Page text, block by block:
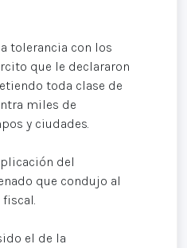
tolerancia con los
que le declararon
toda clase de
miles de
y ciudades.
del
que condujo al
el de la